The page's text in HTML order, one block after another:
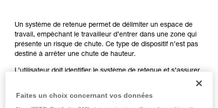
Un système de retenue permet de délimiter un espace de
travail, empêchant le travailleur d’entrer dans une zone qui
présente un risque de chute. Ce type de dispositif n’est pas
destiné à arrêter une chute de hauteur.
L’utilisateur doit identifier le système de retenue et s’assurer
Faites un choix concernant vos données